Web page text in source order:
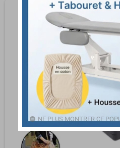
NE PLUS MONTRER CE